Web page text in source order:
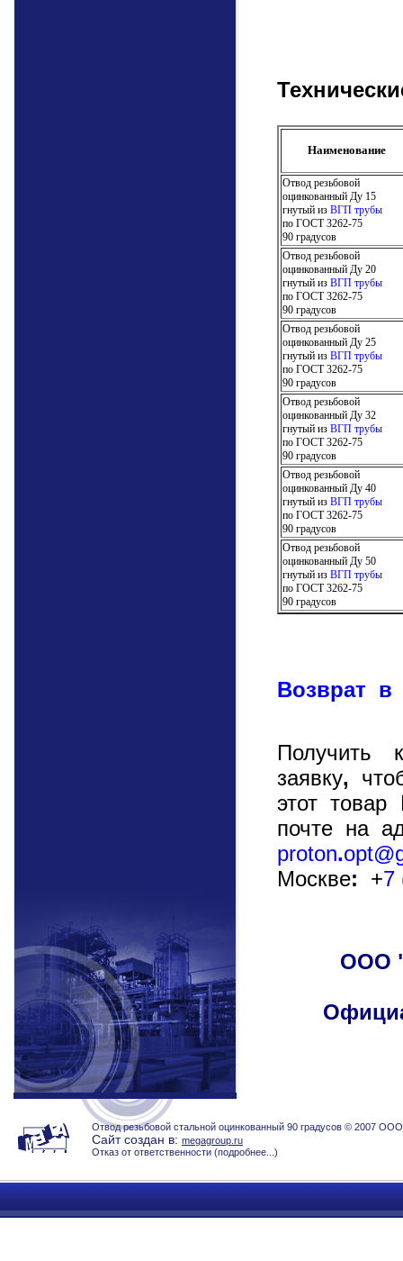
Наименование
Отвод резьбовой
оцинкованный Ду 15
гнутый из ВГП трубы
по ГОСТ 3262-75
90 градусов
Отвод резьбовой
оцинкованный Ду 20
гнутый из ВГП трубы
по ГОСТ 3262-75
90 градусов
Отвод резьбовой
оцинкованный Ду 25
гнутый из ВГП трубы
по ГОСТ 3262-75
90 градусов
Отвод резьбовой
оцинкованный Ду 32
гнутый из ВГП трубы
по ГОСТ 3262-75
90 градусов
Отвод резьбовой
оцинкованный Ду 40
гнутый из ВГП трубы
по ГОСТ 3262-75
90 градусов
Отвод резьбовой
оцинкованный Ду 50
гнутый из ВГП трубы
по ГОСТ 3262-75
90 градусов
Возврат в
Получить
заявку,
этот товар
почте на
proton.
Москве: +7
ООО
Отвод резьбовой стальной оцинкованный 90 градусов © 2007
Сайт создан в: megagroup.ru
Отказ от ответственности (подробнее... )